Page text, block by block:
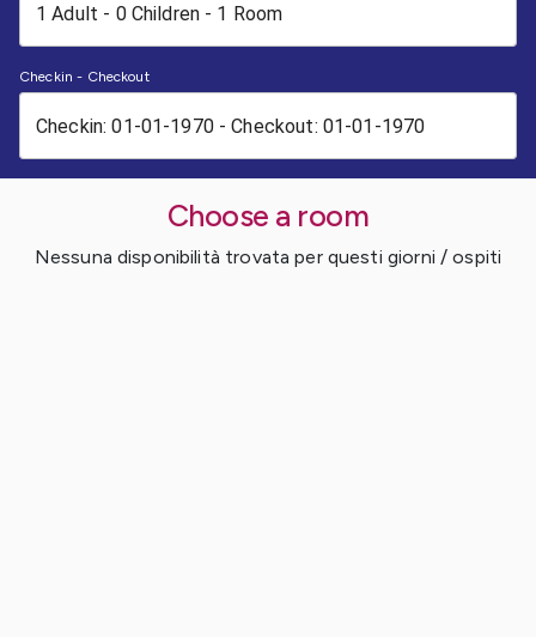
Checkin - Checkout
Choose a room
Nessuna disponibilità trovata per questi giorni / ospiti